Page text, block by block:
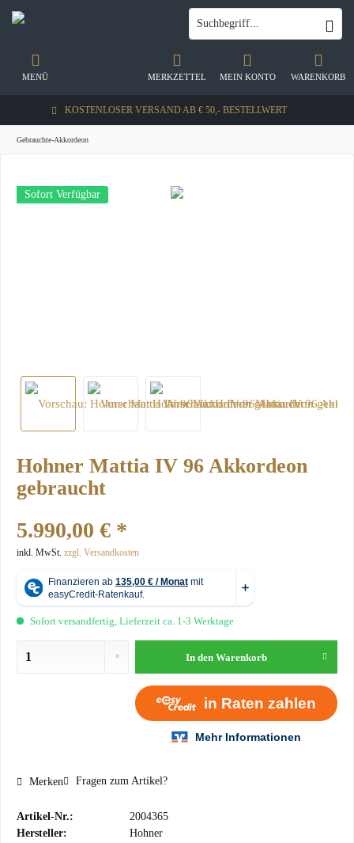
KOSTENLOSER VERSAND AB € 50,- BESTELLWERT
WARENKORB
MERKZETTEL MEIN KONTO
MENÜ
Gebrauchte-Akkordeon
Sofort Verfügbar
Hohner Mattia IV 96 Akkordeon
gebraucht
5.990,00 € *
inkl. MwSt. zzgl. Versandkosten
Sofort versandfertig, Lieferzeit ca. 1-3 Werktage
In den Warenkorb
Merken Fragen zum Artikel?
Artikel-Nr.:
2004365
Hersteller:
Hohner